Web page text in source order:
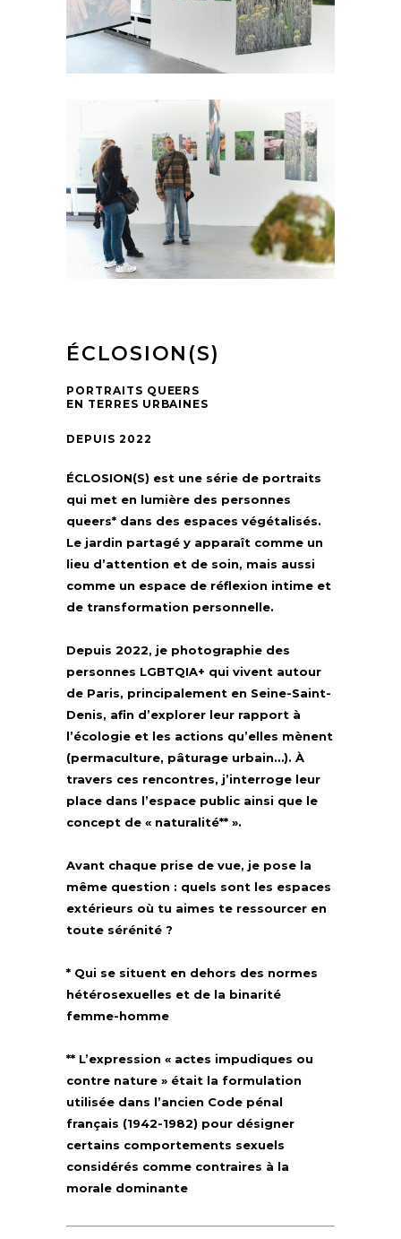
ÉCLOSION(S)
PORTRAITS QUEERS
EN TERRES URBAINES
DEPUIS 2022
ÉCLOSION(S) est une série de portraits
qui met en lumière des personnes
queers* dans des espaces végétalisés.
Le jardin partagé y apparaît comme un
lieu d’attention et de soin, mais aussi
comme un espace de réflexion intime et
de transformation personnelle.
Depuis 2022, je photographie des
personnes LGBTQIA+ qui vivent autour
de Paris, principalement en Seine-Saint-
Denis, afin d’explorer leur rapport à
l’écologie et les actions qu’elles mènent
(permaculture, pâturage urbain…). À
travers ces rencontres, j’interroge leur
place dans l’espace public ainsi que le
concept de « naturalité** ».
Avant chaque prise de vue, je pose la
même question : quels sont les espaces
extérieurs où tu aimes te ressourcer en
toute sérénité ?
* Qui se situent en dehors des normes
hétérosexuelles et de la binarité
femme-homme
** L’expression « actes impudiques ou
contre nature » était la formulation
utilisée dans l’ancien Code pénal
français (1942-1982) pour désigner
certains comportements sexuels
considérés comme contraires à la
morale dominante